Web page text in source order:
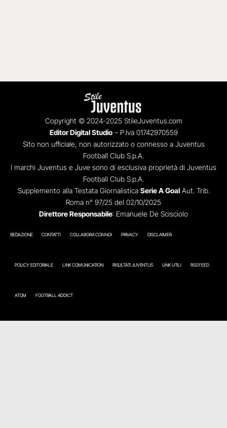
Copyright © 2024-2025 StileJuventus.com
Editor Digital Studio– P.Iva 01742970559
Sito non ufficiale, non autorizzato o connesso a Juventus
Football Club S.p.A.
I marchi Juventus e Juve sono di esclusiva proprietà di Juventus
Football Club S.p.A.
Supplemento alla Testata Giornalistica Serie A GoalAut. Trib.
Roma n° 97/25 del 02/10/2025
Direttore Responsabile: Emanuele De Scisciolo
REDAZIONE CONTATTI COLLABORA CON NOI PRIVACY DISCLAIMER
POLICY EDITORIALE LINK COMUNICATION RISULTATI JUVENTUS LINK UTILI RSS FEED
ATOM FOOTBALL ADDICT